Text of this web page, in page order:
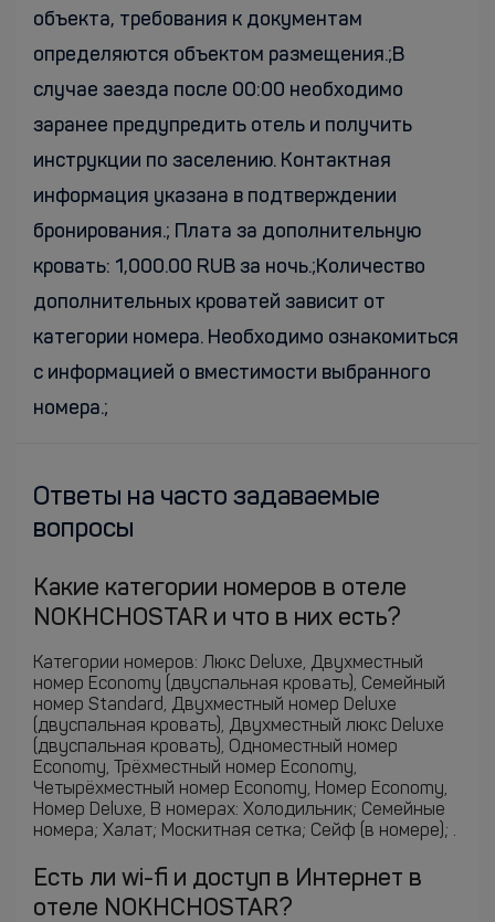
объекта, требования к документам
определяются объектом размещения.;В
случае заезда после 00:00 необходимо
заранее предупредить отель и получить
инструкции по заселению. Контактная
информация указана в подтверждении
бронирования.; Плата за дополнительную
кровать: 1,000.00 RUB за ночь.;Количество
дополнительных кроватей зависит от
категории номера. Необходимо ознакомиться
с информацией о вместимости выбранного
номера.;
Ответы на часто задаваемые
вопросы
Какие категории номеров в отеле
NOKHCHOSTAR и что в них есть?
Категории номеров: Люкс Deluxe, Двухместный
номер Economy (двуспальная кровать), Семейный
номер Standard, Двухместный номер Deluxe
(двуспальная кровать), Двухместный люкс Deluxe
(двуспальная кровать), Одноместный номер
Economy, Трёхместный номер Economy,
Четырёхместный номер Economy, Номер Economy,
Номер Deluxe, В номерах: Холодильник; Семейные
номера; Халат; Москитная сетка; Сейф (в номере); .
Есть ли wi-fi и доступ в Интернет в
отеле NOKHCHOSTAR?